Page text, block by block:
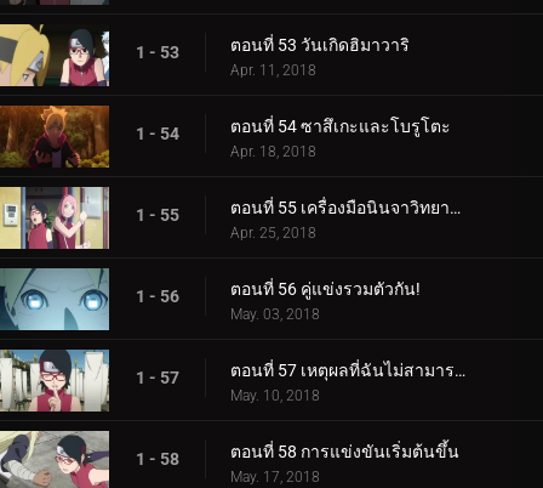
1 - 53 ตอนที่ 53 วันเกิดฮิมาวาริ
Apr. 11, 2018
1 - 54 ตอนที่ 54 ซาสึเกะและโบรูโตะ
Apr. 18, 2018
1 - 55 ตอนที่ 55 เครื่องมือนินจาวิทยาศาสตร์
Apr. 25, 2018
1 - 56 ตอนที่ 56 คู่แข่งรวมตัวกัน!
May. 03, 2018
1 - 57 ตอนที่ 57 เหตุผลที่ฉันไม่สามารถสูญเสีย
May. 10, 2018
1 - 58 ตอนที่ 58 การแข่งขันเริ่มต้นขึ้น
May. 17, 2018